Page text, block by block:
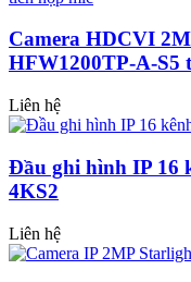
Camera HDCVI
HFW1200TP-A-S5
Liên hệ
Đầu ghi hình IP 16
4KS2
Liên hệ